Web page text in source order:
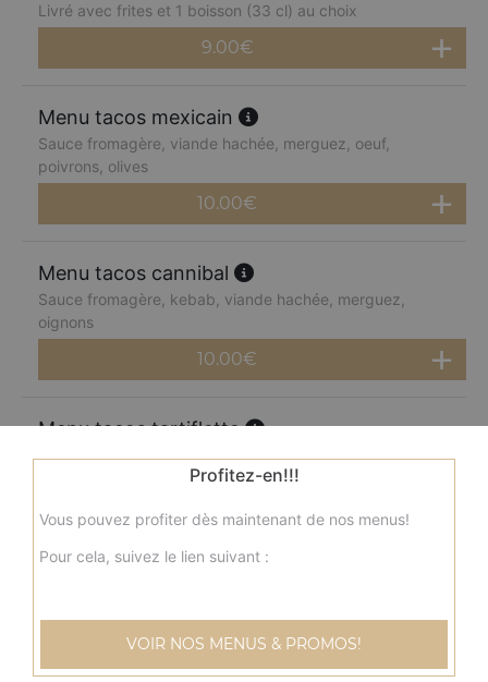
Livré avec frites et 1 boisson (33 cl) au choix
9.00€
Menu tacos mexicain
Sauce fromagère, viande hachée, merguez, oeuf,
poivrons, olives
10.00€
Menu tacos cannibal
Sauce fromagère, kebab, viande hachée, merguez,
oignons
10.00€
Menu tacos tartiflette
Sauce fromagère, oignons, pommes de terre, reblochon,
10.00€
hachée, poivrons, olives
10.00€
Profitez-en!!!
Vous pouvez profiter dès maintenant de nos menus!
Pour cela, suivez le lien suivant :
VOIR NOS MENUS & PROMOS!